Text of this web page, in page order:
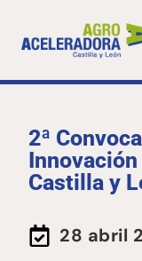
2ª
Castilla y
28 abril